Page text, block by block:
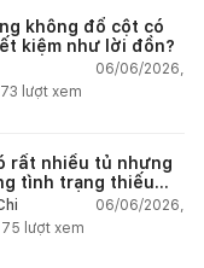
không đổ cột có
kiệm như lời đồn?
06/06/2026,
lượt xem
rất nhiều tủ nhưng
tình trạng thiếu
06/06/2026,
lượt xem